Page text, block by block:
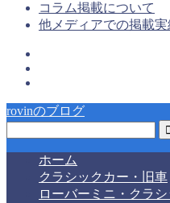
コラム掲載について
他メディアでの掲載実
rovinのブログ
ホーム
クラシックカー・旧車
ローバーミニ・クラ